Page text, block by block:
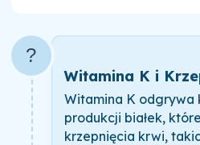
?
Witamina K i
Witamina K odgrywa
produkcji białek,
krzepnięcia krwi,